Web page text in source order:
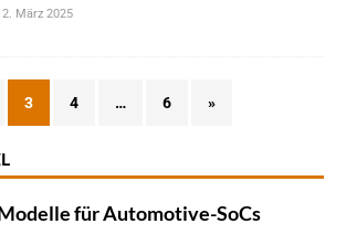
März 2025
3 4 … 6 »
für Automotive-SoCs